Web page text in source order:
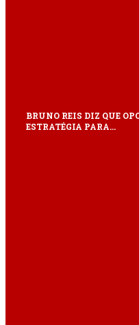
BRUNO REIS DIZ QUE
ESTRATÉGIA PARA…